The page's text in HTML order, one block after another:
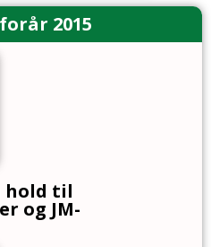
2015
hold til
og JM-